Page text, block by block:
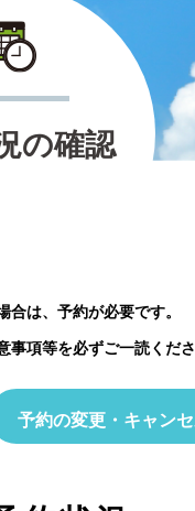
ェ2026】出店者募集の
開催☆ホタル観察会
親子】ご応募写真
モぐるぐる
た！
の確認
は、予約が必要です。
項等を必ずご一読くださ
予約の変更・キャン